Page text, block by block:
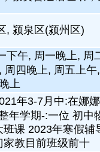
, 颍泉区(颍州区)
下午, 周一晚上,
周四晚上, 周五上
上
年3-7月中:在娜
年学期-:一位 初中
课 2023年寒假
教目前班级前十